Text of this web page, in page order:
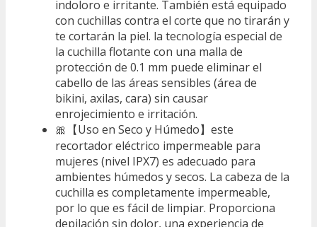
indoloro e irritante. También está equipado
con cuchillas contra el corte que no tirarán y
te cortarán la piel. la tecnología especial de
la cuchilla flotante con una malla de
protección de 0.1 mm puede eliminar el
cabello de las áreas sensibles (área de
bikini, axilas, cara) sin causar
enrojecimiento e irritación.
🎀【Uso en Seco y Húmedo】este
recortador eléctrico impermeable para
mujeres (nivel IPX7) es adecuado para
ambientes húmedos y secos. La cabeza de la
cuchilla es completamente impermeable,
por lo que es fácil de limpiar. Proporciona
depilación sin dolor, una experiencia de